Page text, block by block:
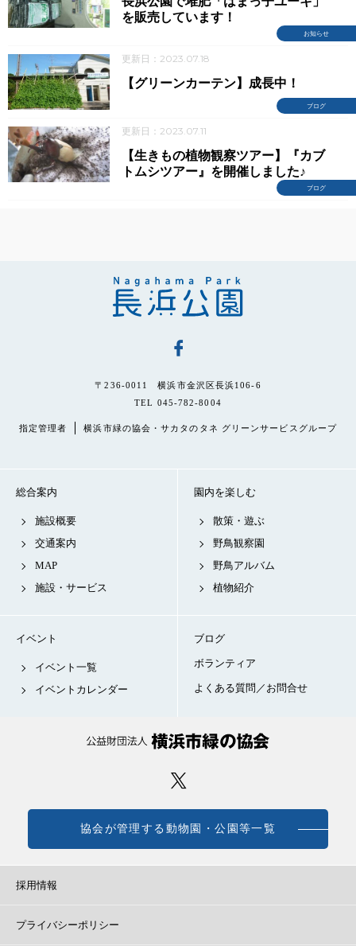
お知らせ
を販売しています！
更新日：2023.07.18
ブログ
【グリーンカーテン】成長中！
更新日：2023.07.11
ブログ
【生きもの植物観察ツアー】『カブ
トムシツアー』を開催しました♪
〒236-0011 横浜市金沢区長浜106-6
TEL 045-782-8004
指定管理者 横浜市緑の協会・サカタのタネ グリーンサービスグループ
総合案内
施設概要
交通案内
MAP
施設・サービス
園内を楽しむ
散策・遊ぶ
野鳥観察園
野鳥アルバム
植物紹介
イベント
イベント一覧
イベントカレンダー
ブログ
ボランティア
よくある質問／お問合せ
協会が管理する動物園・公園等一覧
採用情報
プライバシーポリシー